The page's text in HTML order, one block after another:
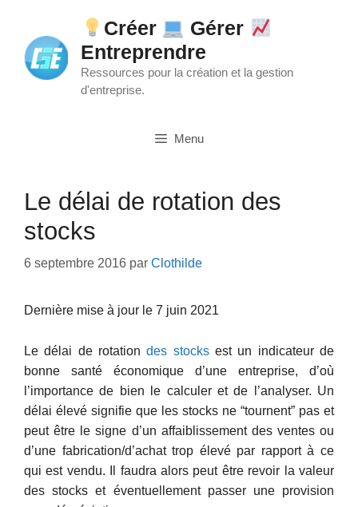
contenu
Créer
Gérer
Entreprendre
Ressources pour la création et la gestion
d'entreprise.
Menu
Le délai de rotation des
stocks
6 septembre 2016 par Clothilde
Dernière mise à jour le 7 juin 2021
Le délai de rotationdes stocksest un indicateur de
bonne santé économique d’une entreprise, d’où
l’importance de bien le calculer et de l’analyser. Un
délai élevé signifie que les stocks ne “tournent” pas et
peut être le signe d’un affaiblissement des ventes ou
d’une fabrication/d’achat trop élevé par rapport à ce
qui est vendu. Il faudra alors peut être revoir la valeur
des stocks et éventuellement passer une provision